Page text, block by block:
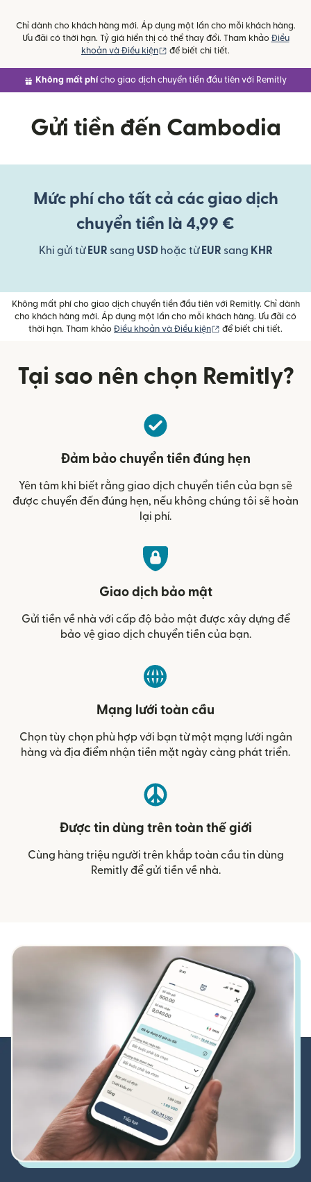
Chỉ dành cho khách hàng mới. Áp dụng một lần cho mỗi khách hàng.
Ưu đãi có thời hạn. Tỷ giá hiển thị có thể thay đổi. Tham khảo Điều
khoản và Điều kiện
(mở trong cửa sổ mới)
để biết chi tiết.
Không mất phí cho giao dịch chuyển tiền đầu tiên với Remitly
Gửi tiền đến Cambodia
Mức phí cho tất cả các giao dịch
chuyển tiền là 4,99 €
Khi gửi từ EUR sang USDhoặc từ EUR sang KHR
Không mất phí cho giao dịch chuyển tiền đầu tiên với Remitly. Chỉ dành
cho khách hàng mới. Áp dụng một lần cho mỗi khách hàng. Ưu đãi có
thời hạn. Tham khảo Điều khoản và Điều kiện (mở trong cửa sổ mới)
để biết chi tiết.
Tại sao nên chọn Remitly?
Đảm bảo chuyển tiền đúng hẹn
Yên tâm khi biết rằng giao dịch chuyển tiền của bạn sẽ
được chuyển đến đúng hẹn, nếu không chúng tôi sẽ hoàn
lại phí.
Giao dịch bảo mật
Gửi tiền về nhà với cấp độ bảo mật được xây dựng để
bảo vệ giao dịch chuyển tiền của bạn.
Mạng lưới toàn cầu
Chọn tùy chọn phù hợp với bạn từ một mạng lưới ngân
hàng và địa điểm nhận tiền mặt ngày càng phát triển.
Được tin dùng trên toàn thế giới
Cùng hàng triệu người trên khắp toàn cầu tin dùng
Remitly để gửi tiền về nhà.